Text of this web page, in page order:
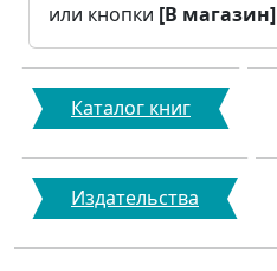
или кнопки [В магазин]
Каталог книг
Издательства